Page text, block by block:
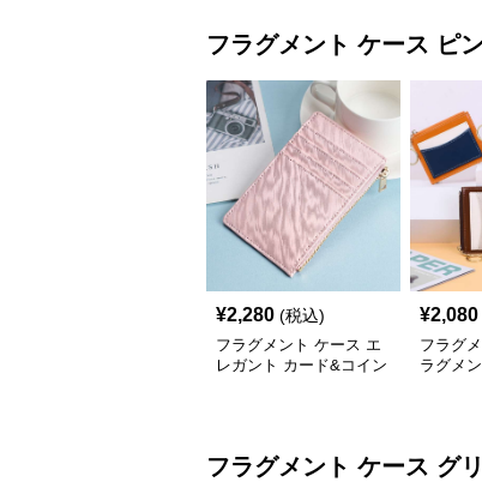
フラグメント ケース ピ
¥2,280 (税込)
フラグメント ケース エ
レガント カード&コイン
¥2,080
フラグ
ラグメ
フラグメント ケース グ